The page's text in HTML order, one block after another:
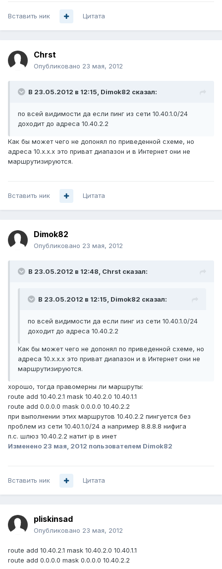
Вставить ник Цитата
Chrst
Опубликовано 23 мая, 2012
В 23.05.2012 в 12:15, Dimok82 сказал:
по всей видимости да если пинг из сети 10.40.1.0/24
доходит до адреса 10.40.2.2
Как бы может чего не допонял по приведенной схеме, но
адреса 10.х.х.х это приват диапазон и в Интернет они не
маршрутизируются.
Вставить ник Цитата
Dimok82
Опубликовано 23 мая, 2012
В 23.05.2012 в 12:48, Chrst сказал:
В 23.05.2012 в 12:15, Dimok82 сказал:
по всей видимости да если пинг из сети 10.40.1.0/24
доходит до адреса 10.40.2.2
Как бы может чего не допонял по приведенной схеме, но
адреса 10.х.х.х это приват диапазон и в Интернет они не
маршрутизируются.
хорошо, тогда правомерны ли маршруты:
route add 10.40.2.1 mask 10.40.2.0 10.40.1.1
route add 0.0.0.0 mask 0.0.0.0 10.40.2.2
при выполнении этих маршрутов 10.40.2.2 пингуется без
проблем из сети 10.40.1.0/24 а например 8.8.8.8 нифига
п.с. шлюз 10.40.2.2 натит ip в инет
Изменено 23 мая, 2012 пользователем Dimok82
Вставить ник Цитата
pliskinsad
Опубликовано 23 мая, 2012
route add 10.40.2.1 mask 10.40.2.0 10.40.1.1
route add 0.0.0.0 mask 0.0.0.0 10.40.2.2